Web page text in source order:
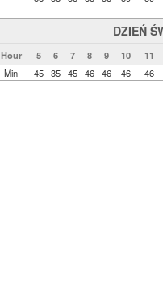
DZIEŃ
Hour 5 6 7 8 9 10
11
Min
45 35 45 46 46 46 46